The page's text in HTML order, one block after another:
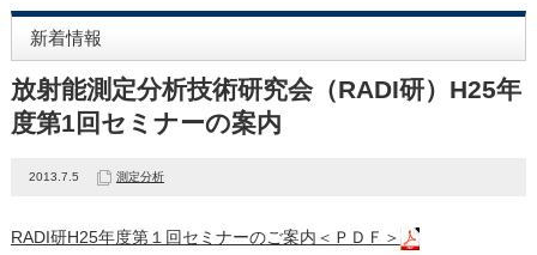
新着情報
放射能測定分析技術研究会（RADI研）H25年
度第1回セミナーの案内
2013.7.5 測定分析
RADI研H25年度第１回セミナーのご案内＜ＰＤＦ＞